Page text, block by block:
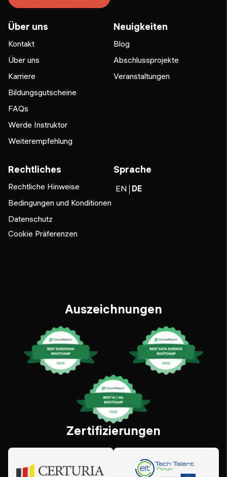
Über uns
Kontakt
Über uns
Karriere
Bildungsgutscheine
FAQs
Werde Instruktor
Weiterempfehlung
Neuigkeiten
Blog
Abschlussprojekte
Veranstaltungen
Rechtliches
Rechtliche Hinweise
Bedingungen und Konditionen
Datenschutz
Cookie Präferenzen
Sprache
EN DE
Auszeichnungen
Zertifizierungen